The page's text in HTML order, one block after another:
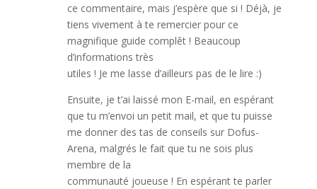
ce commentaire, mais j’espère que si ! Déjà, je
tiens vivement à te remercier pour ce
magnifique guide complêt ! Beaucoup
d’informations très
utiles ! Je me lasse d’ailleurs pas de le lire :)
Ensuite, je t’ai laissé mon E-mail, en espérant
que tu m’envoi un petit mail, et que tu puisse
me donner des tas de conseils sur Dofus-
Arena, malgrés le fait que tu ne sois plus
membre de la
communauté joueuse ! En espérant te parler